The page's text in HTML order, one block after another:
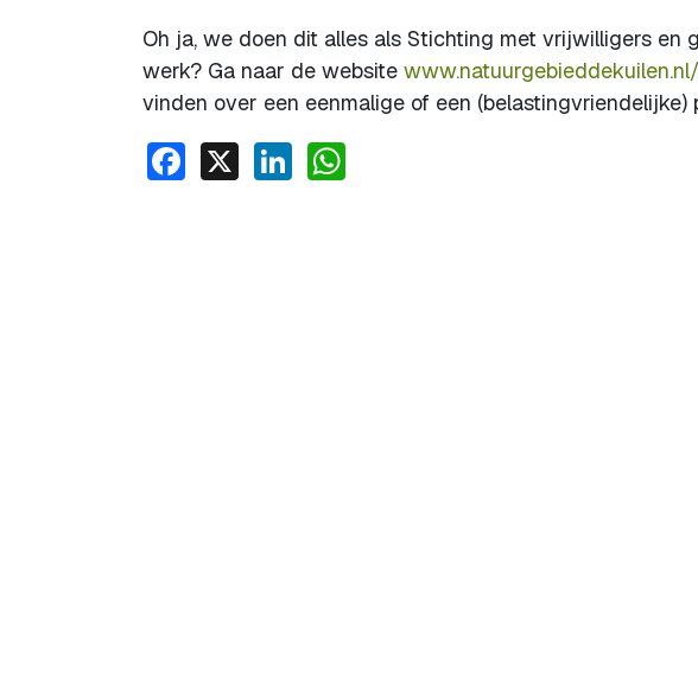
Oh ja, we doen dit alles als Stichting met vrijwilligers en
werk? Ga naar de website
vinden over een eenmalige of een (belastingvriendelijke)
Facebook
X LinkedIn